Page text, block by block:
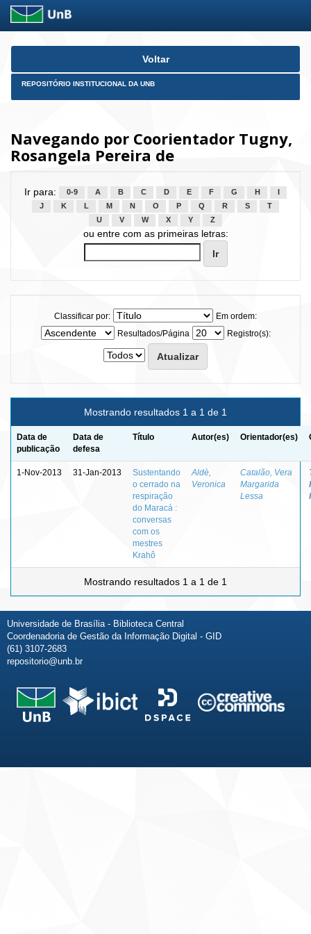
Skip
Voltar
REPOSITÓRIO INSTITUCIONAL DA UNB
Navegando por Coorientador Tugny,
Rosangela Pereira de
Ir para: 0-9 A B C D E F G H
J
K L M N O P Q R S
T
U
V W X Y Z
ou entre com as primeiras letras:
Classificar por:
Em ordem:
Resultados/Página
Registro(s):
Mostrando resultados 1 a 1 de 1
Data de
publicação
Data de
defesa
Título Autor(es) Orientador(es)
1-Nov-2013 31-Jan-2013
Sustentando
o cerrado na
respiração
do Maracá :
conversas
com os
mestres
Krahô
Aldè,
Veronica
Catalão, Vera
Margarida
Lessa
Mostrando resultados 1 a 1 de 1
Universidade de Brasília - Biblioteca Central
Coordenadoria de Gestão da Informação Digital - GID
(61) 3107-2683
repositorio@unb.br